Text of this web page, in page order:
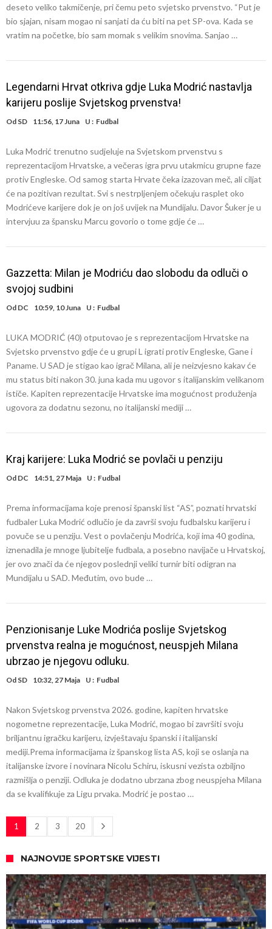
deseto veliko takmičenje, pri čemu peto svjetsko prvenstvo. “Put je
bio sjajan, nisam mogao ni sanjati da ću biti na pet SP-ova. Kada se
vratim na početke, bio sam momak s velikim snovima. Sanjao …
Legendarni Hrvat otkriva gdje Luka Modrić nastavlja
karijeru poslije Svjetskog prvenstva!
Od SD 11:56, 17 Juna U : Fudbal
Luka Modrić trenutno sudjeluje na Svjetskom prvenstvu s
reprezentacijom Hrvatske, a večeras igra prvu utakmicu grupne faze
protiv Engleske. Od samog starta Hrvate čeka izazovan meč, ali ciljat
će na pozitivan rezultat. Svi s nestrpljenjem očekuju rasplet oko
Modrićeve karijere dok je on još uvijek na Mundijalu. Davor Šuker je u
intervjuu za špansku Marcu govorio o tome gdje će …
Gazzetta: Milan je Modriću dao slobodu da odluči o
svojoj sudbini
Od DC 10:59, 10 Juna U : Fudbal
LUKA MODRIĆ (40) otputovao je s reprezentacijom Hrvatske na
Svjetsko prvenstvo gdje će u grupi L igrati protiv Engleske, Gane i
Paname. U SAD je stigao kao igrač Milana, ali je neizvjesno kakav će
mu status biti nakon 30. juna kada mu ugovor s italijanskim velikanom
ističe. Kapiten reprezentacije Hrvatske ima mogućnost produženja
ugovora za dodatnu sezonu, no italijanski mediji …
Kraj karijere: Luka Modrić se povlači u penziju
Od DC 14:51, 27 Maja U : Fudbal
Prema informacijama koje prenosi španski list “AS”, poznati hrvatski
fudbaler Luka Modrić odlučio je da završi svoju fudbalsku karijeru i
povuče se u penziju. Vest o povlačenju Modrića, koji ima 40 godina,
iznenadila je mnoge ljubitelje fudbala, a posebno navijače u Hrvatskoj,
jer ovo znači da će njegov poslednji veliki turnir biti odigran na
Mundijalu u SAD. Međutim, ovo bude …
Penzionisanje Luke Modrića poslije Svjetskog
prvenstva realna je mogućnost, neuspjeh Milana
ubrzao je njegovu odluku.
Od SD 10:32, 27 Maja U : Fudbal
Nakon Svjetskog prvenstva 2026. godine, kapiten hrvatske
nogometne reprezentacije, Luka Modrić, mogao bi završiti svoju
briljantnu igračku karijeru, izvještavaju španski i italijanski
mediji.Prema informacijama iz španskog lista AS, koji se oslanja na
italijanske izvore i novinara Nicolu Schiru, iskusni vezista ozbiljno
razmišlja o penziji. Odluka je dodatno ubrzana zbog neuspjeha Milana
da se kvalifikuje za Ligu prvaka. Modrić je postao …
1 2 3 20
NAJNOVIJE SPORTSKE VIJESTI